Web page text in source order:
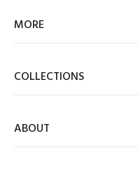
MORE
COLLECTIONS
ABOUT